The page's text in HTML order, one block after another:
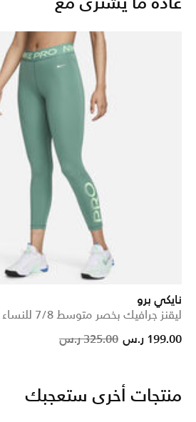
نايكي برو
ليقنز جرافيك بخصر متوسط 7/8 للنساء
Price reduced from
325.00 ر.سto 199.00 ر.س
منتجات أخرى ستعجبك